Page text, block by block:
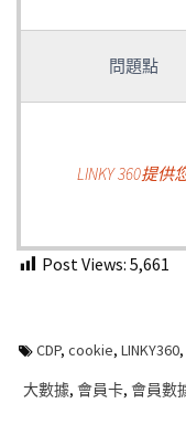
問題點
LINKY 360提供
Post Views: 5,661
CDP, cookie, LINKY360,
大數據, 會員卡, 會員數